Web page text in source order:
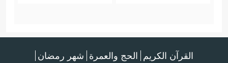
القرآن الكريم الحج والعمرة شهر رمضان